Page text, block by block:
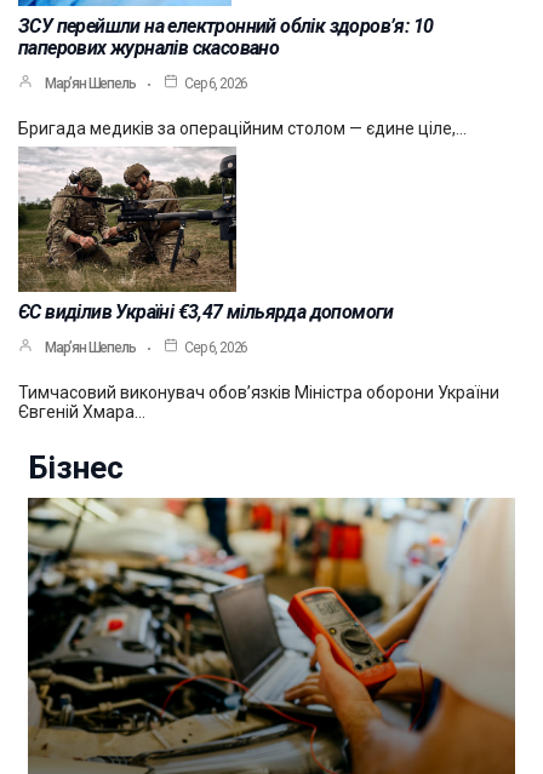
ЗСУ перейшли на електронний облік здоров’я: 10
паперових журналів скасовано
Мар’ян Шепель Сер 6, 2026
Бригада медиків за операційним столом — єдине ціле,…
ЄС виділив Україні €3,47 мільярда допомоги
Мар’ян Шепель Сер 6, 2026
Тимчасовий виконувач обов’язків Міністра оборони України
Євгеній Хмара…
Бізнес